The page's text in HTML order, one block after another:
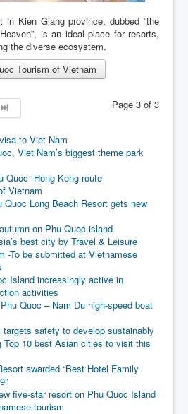
in Kien Giang province, dubbed “the
is an ideal place for resorts,
the diverse ecosystem.
Tourism of Vietnam
Page 3 of 3
to Viet Nam
Viet Nam’s biggest theme park
Quoc- Hong Kong route
Vietnam
Quoc Long Beach Resort gets new
on Phu Quoc island
best city by Travel & Leisure
-To be submitted at Vietnamese
Island increasingly active in
activities
Quoc – Nam Du high-speed boat
safety to develop sustainably
Top 10 best Asian cities to visit this
awarded “Best Hotel Family
five-star resort on Phu Quoc Island
tourism